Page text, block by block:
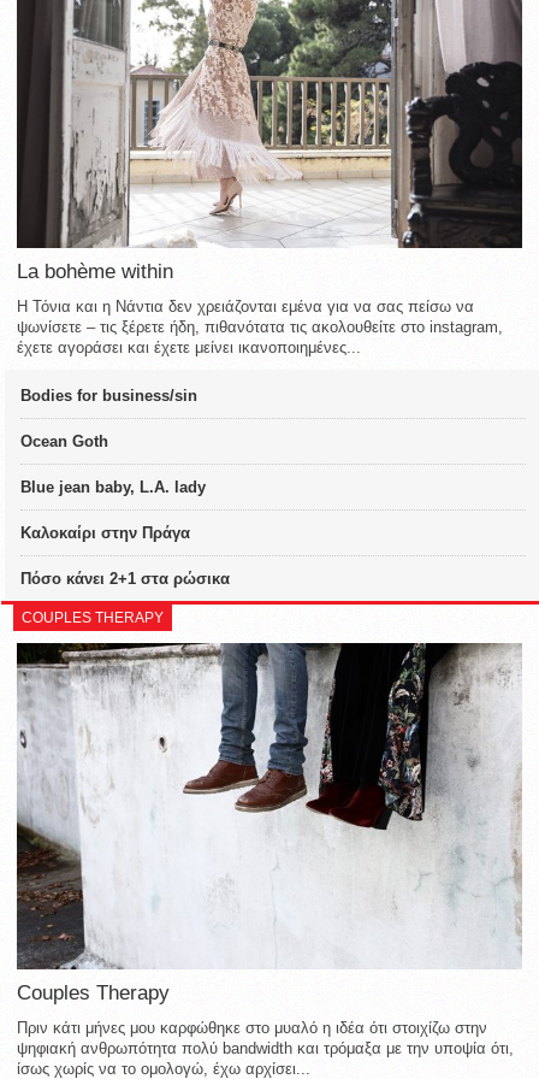
La bohème within
Η Τόνια και η Νάντια δεν χρειάζονται εμένα για να σας πείσω να
ψωνίσετε – τις ξέρετε ήδη, πιθανότατα τις ακολουθείτε στο instagram,
έχετε αγοράσει και έχετε μείνει ικανοποιημένες...
Bodies for business/sin
Ocean Goth
Blue jean baby, L.A. lady
Καλοκαίρι στην Πράγα
Πόσο κάνει 2+1 στα ρώσικα
COUPLES THERAPY
Couples Therapy
Πριν κάτι μήνες μου καρφώθηκε στο μυαλό η ιδέα ότι στοιχίζω στην
ψηφιακή ανθρωπότητα πολύ bandwidth και τρόμαξα με την υποψία ότι,
ίσως χωρίς να το ομολογώ, έχω αρχίσει...